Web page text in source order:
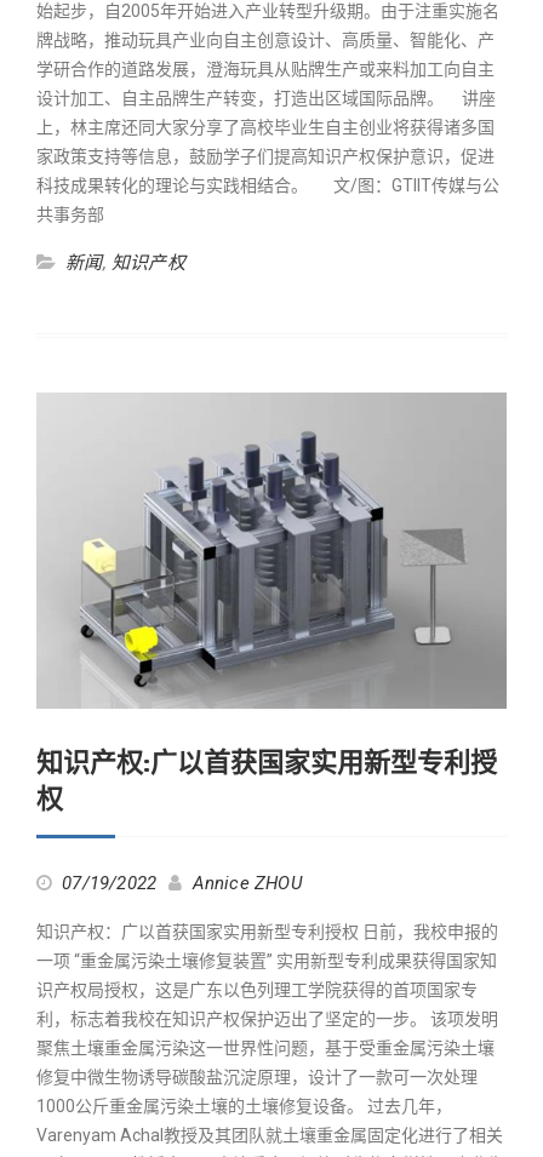
始起步，自2005年开始进入产业转型升级期。由于注重实施名
牌战略，推动玩具产业向自主创意设计、高质量、智能化、产
学研合作的道路发展，澄海玩具从贴牌生产或来料加工向自主
设计加工、自主品牌生产转变，打造出区域国际品牌。 讲座
上，林主席还同大家分享了高校毕业生自主创业将获得诸多国
家政策支持等信息，鼓励学子们提高知识产权保护意识，促进
科技成果转化的理论与实践相结合。 文/图：GTIIT传媒与公
共事务部
新闻, 知识产权
知识产权:广以首获国家实用新型专利授
权
07/19/2022 Annice ZHOU
知识产权：广以首获国家实用新型专利授权 日前，我校申报的
一项 “重金属污染土壤修复装置” 实用新型专利成果获得国家知
识产权局授权，这是广东以色列理工学院获得的首项国家专
利，标志着我校在知识产权保护迈出了坚定的一步。 该项发明
聚焦土壤重金属污染这一世界性问题，基于受重金属污染土壤
修复中微生物诱导碳酸盐沉淀原理，设计了一款可一次处理
1000公斤重金属污染土壤的土壤修复设备。 过去几年，
Varenyam Achal教授及其团队就土壤重金属固定化进行了相关